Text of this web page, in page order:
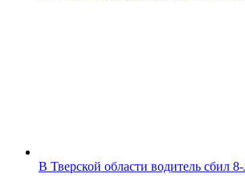
В Тверской области водитель сбил